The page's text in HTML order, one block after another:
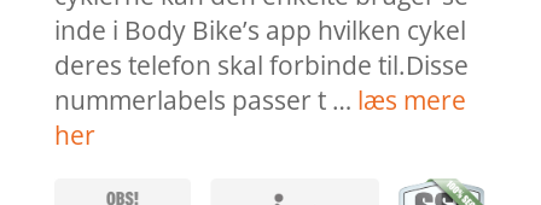
inde i Body Bike’s app hvilken cykel
deres telefon skal forbinde til.Disse
nummerlabels passer t … læs mere
her